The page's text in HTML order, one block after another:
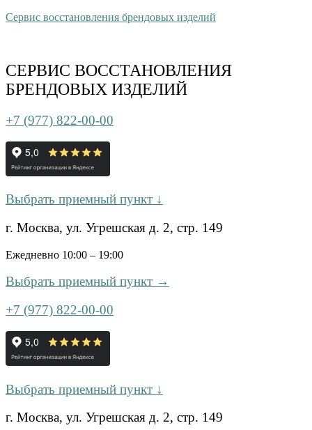
Сервис восстановления брендовых изделий
СЕРВИС ВОССТАНОВЛЕНИЯ
БРЕНДОВЫХ ИЗДЕЛИЙ
+7 (977) 822-00-00
Выбрать приемный пункт ↓
г. Москва, ул. Угрешская д. 2, стр. 149
Ежедневно 10:00 – 19:00
Выбрать приемный пункт →
+7 (977) 822-00-00
Выбрать приемный пункт ↓
г. Москва, ул. Угрешская д. 2, стр. 149